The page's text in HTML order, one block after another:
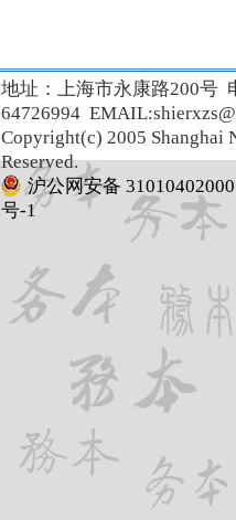
地址：上海市永康路200号
64726994
Copyright(c) 2005 Shanghai
Reserved.
沪公网安备
号-1